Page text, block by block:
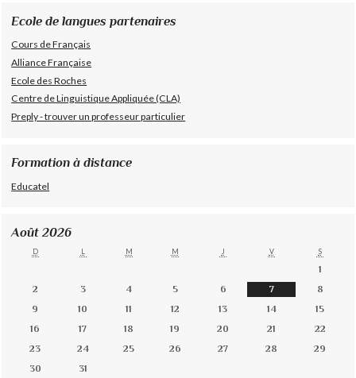
Ecole de langues partenaires
Cours de Français
Alliance Française
Ecole des Roches
Centre de Linguistique Appliquée (CLA)
Preply - trouver un professeur particulier
Formation à distance
Educatel
Août 2026
D L M M J V S
1
2
3 4 5 6 7
8
9
10 11 12 13 14
15
16
17 18 19 20 21
22
23
24 25 26 27 28
29
30
31